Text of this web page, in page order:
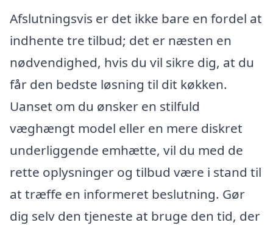
Afslutningsvis er det ikke bare en fordel at
indhente tre tilbud; det er næsten en
nødvendighed, hvis du vil sikre dig, at du
får den bedste løsning til dit køkken.
Uanset om du ønsker en stilfuld
væghængt model eller en mere diskret
underliggende emhætte, vil du med de
rette oplysninger og tilbud være i stand til
at træffe en informeret beslutning. Gør
dig selv den tjeneste at bruge den tid, der